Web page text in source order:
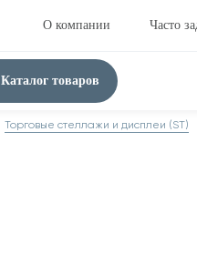
О компании Часто
Каталог товаров
Торговые стеллажи и дисплеи (ST)